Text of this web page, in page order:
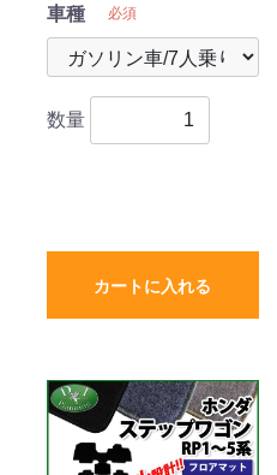
ー セット 高級ムートン
調ブラックタイプ
車種 必須
数量
カートに入れる